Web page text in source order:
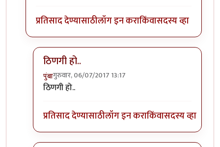
प्रतिसाद देण्यासाठीलॉग इन कराकिंवासदस्य व्हा
ठिणगी हो..
पुंबागुरुवार, 06/07/2017 13:17
In reply to
ठिणगी हो..
प्रतिसाद देण्यासाठीलॉग इन कराकिंवासदस्य व्हा